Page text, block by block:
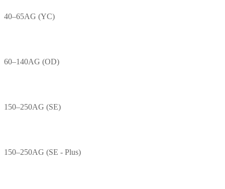
40–65AG (YC)
60–140AG (OD)
150–250AG (SE)
150–250AG (SE - Plus)